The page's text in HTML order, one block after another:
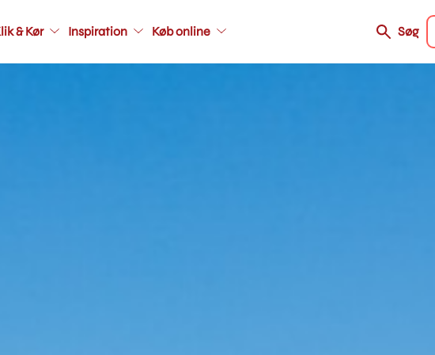
& Kør Inspiration Køb online
secondary
Søg